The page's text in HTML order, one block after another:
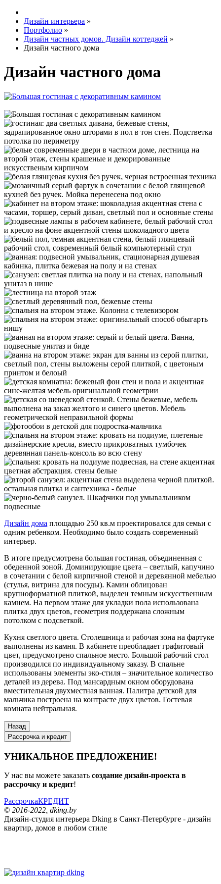
Дизайн интерьера »
Портфолио »
Дизайн частных домов. Дизайн коттеджей »
Дизайн частного дома
Дизайн частного дома
Дизайн дома площадью 250 кв.м проектировался для семьи с
одним ребенком. Необходимо было создать современный
интерьер.
В итоге предусмотрена большая гостиная, объединенная с
обеденной зоной. Доминирующие цвета – светлый, капучино
в сочетании с белой кирпичной стеной и деревянной мебелью
(стулья, витрина для посуды). Камин облицован
крупноформатной плиткой, выделен темным искусственным
камнем. На первом этаже для укладки пола использована
плитка двух цветов, геометрия поддержана сложным
потолком с подсветкой.
Кухня светлого цвета. Столешница и рабочая зона на фартуке
выполнены из камня. В кабинете преобладает графитовый
цвет, предусмотрено спальное место. Большой рабочий стол
производился по индивидуальному заказу. В спальне
использованы элементы эко-стиля – значительное количество
деталей из дерева. Под мансардным окном оборудована
вместительная двухместная ванная. Палитра детской для
мальчика построена на контрасте двух цветов. Гостевая
комната нейтральная.
Рассрочка и кредит
УНИКАЛЬНОЕ ПРЕДЛОЖЕНИЕ!
У нас вы можете заказать создание дизайн-проекта в
рассрочку и кредит!
РассрочкаКРЕДИТ
© 2016-2022, dking.by
Дизайн-студия интерьера Dking в Санкт-Петербурге - дизайн
квартир, домов в любом стиле
dking